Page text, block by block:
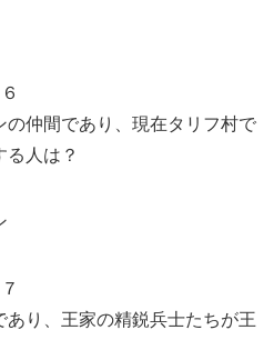
の仲間であり、現在タリフ村で
る人は？
り、王家の精鋭兵士たちが王